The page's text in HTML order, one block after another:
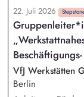
und sorgen für
jungen
vertrauensvolle
Jugendlichen
trösten und
Sie führen
einschließlich
22. Juli 2026
VfJ Werkstätten
Berlin